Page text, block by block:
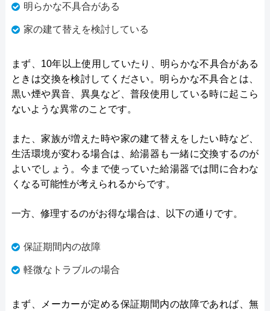
明らかな不具合がある
家の建て替えを検討している
まず、10年以上使用していたり、明らかな不具合がある
ときは交換を検討してください。明らかな不具合とは、
黒い煙や異音、異臭など、普段使用している時に起こら
ないような異常のことです。
また、家族が増えた時や家の建て替えをしたい時など、
生活環境が変わる場合は、給湯器も一緒に交換するのが
よいでしょう。今まで使っていた給湯器では間に合わな
くなる可能性が考えられるからです。
一方、修理するのがお得な場合は、以下の通りです。
保証期間内の故障
軽微なトラブルの場合
まず、メーカーが定める保証期間内の故障であれば、無